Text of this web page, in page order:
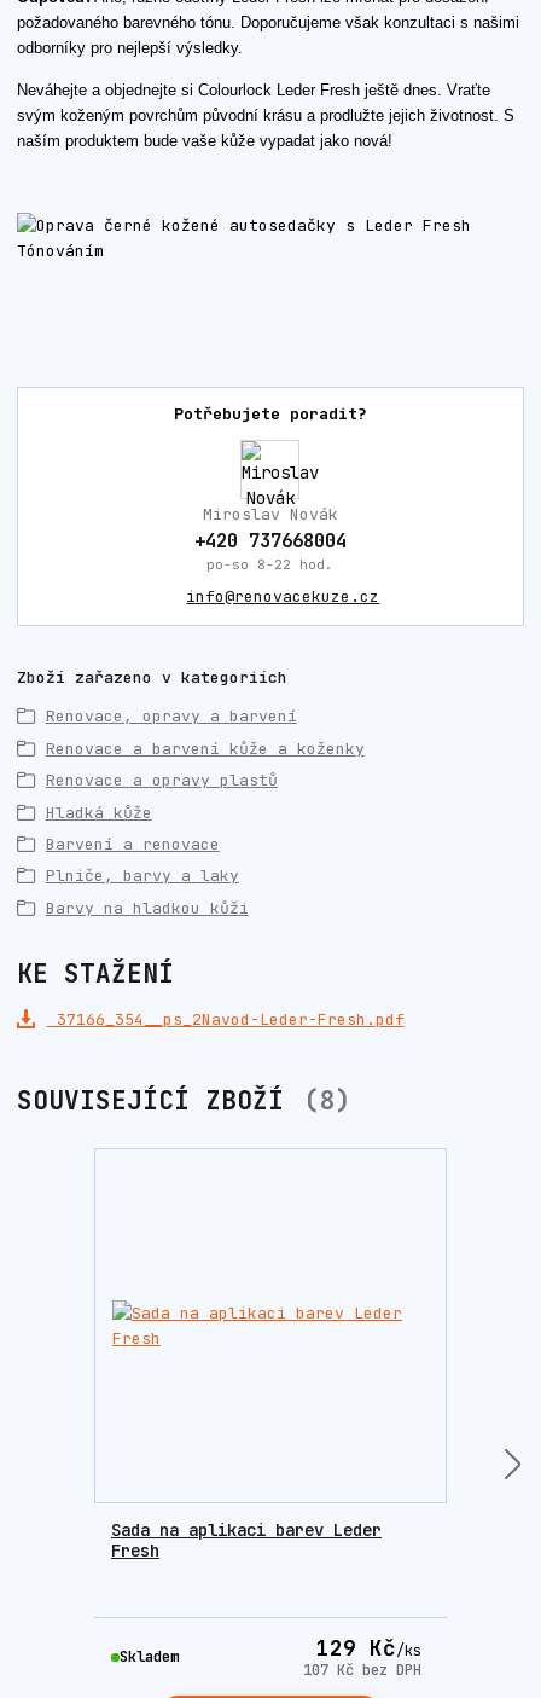
požadovaného barevného tónu. Doporučujeme však konzultaci s našimi
odborníky pro nejlepší výsledky.
Neváhejte a objednejte si Colourlock Leder Fresh ještě dnes. Vraťte
svým koženým povrchům původní krásu a prodlužte jejich životnost. S
naším produktem bude vaše kůže vypadat jako nová!
Potřebujete poradit?
Miroslav Novák
+420 737668004
po-so 8-22 hod.
info@renovacekuze.cz
Zboží zařazeno v kategoriích
Renovace, opravy a barvení
Renovace a barvení kůže a koženky
Renovace a opravy plastů
Hladká kůže
Barvení a renovace
Plniče, barvy a laky
Barvy na hladkou kůži
KE STAŽENÍ
37166_354__ps_2Navod-Leder-Fresh.pdf
SOUVISEJÍCÍ ZBOŽÍ 8
Sada na aplikaci barev Leder
Fresh
129 Kč/ks
107 Kč bez DPH
Skladem